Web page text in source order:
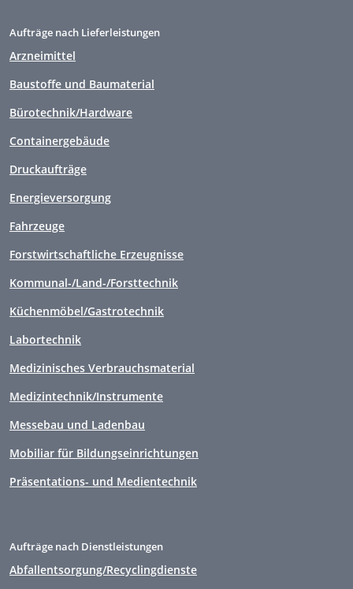
Aufträge nach Lieferleistungen
Arzneimittel
Baustoffe und Baumaterial
Bürotechnik/Hardware
Containergebäude
Druckaufträge
Energieversorgung
Fahrzeuge
Forstwirtschaftliche Erzeugnisse
Kommunal-/Land-/Forsttechnik
Küchenmöbel/Gastrotechnik
Labortechnik
Medizinisches Verbrauchsmaterial
Medizintechnik/Instrumente
Messebau und Ladenbau
Mobiliar für Bildungseinrichtungen
Präsentations- und Medientechnik
Aufträge nach Dienstleistungen
Abfallentsorgung/Recyclingdienste